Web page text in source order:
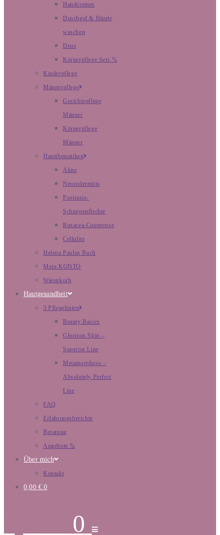
Handcremes
Duschgel & Hände
waschen
Deos
Körperpflege Sets %
Kinderpflege
Männerpflege
Gesichtspflege
Männer
Körperpflege
Männer
Hautthematiken
Akne
Neurodermitis
Psoriasis-
Schuppenflechte
Rosacea-Couperose
Cellulite
Helena Paulus Buch
Mein KONTO
Warenkorb
Hautgesundheit
3 Pflegelinien
Beauty Basics
Glorious Skin –
Superior Line
Metamorphose –
Absolutely Perfect
Line
FAQ
Erfahrungsberichte
Beratung
Angebote %
Über mich
Kontakt
0,00 € 0
0